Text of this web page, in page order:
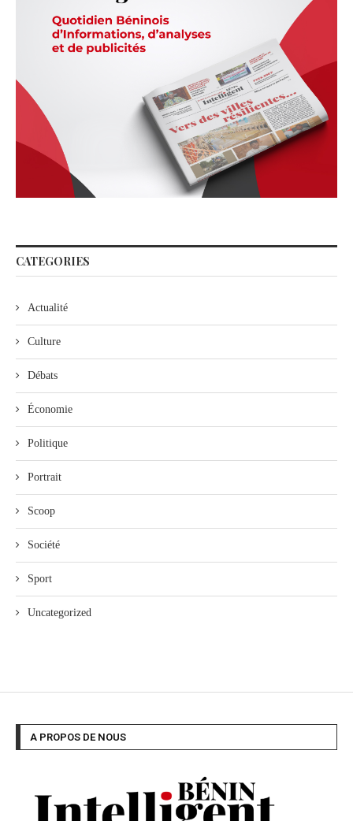
CATEGORIES
Actualité
Culture
Débats
Économie
Politique
Portrait
Scoop
Société
Sport
Uncategorized
A PROPOS DE NOUS